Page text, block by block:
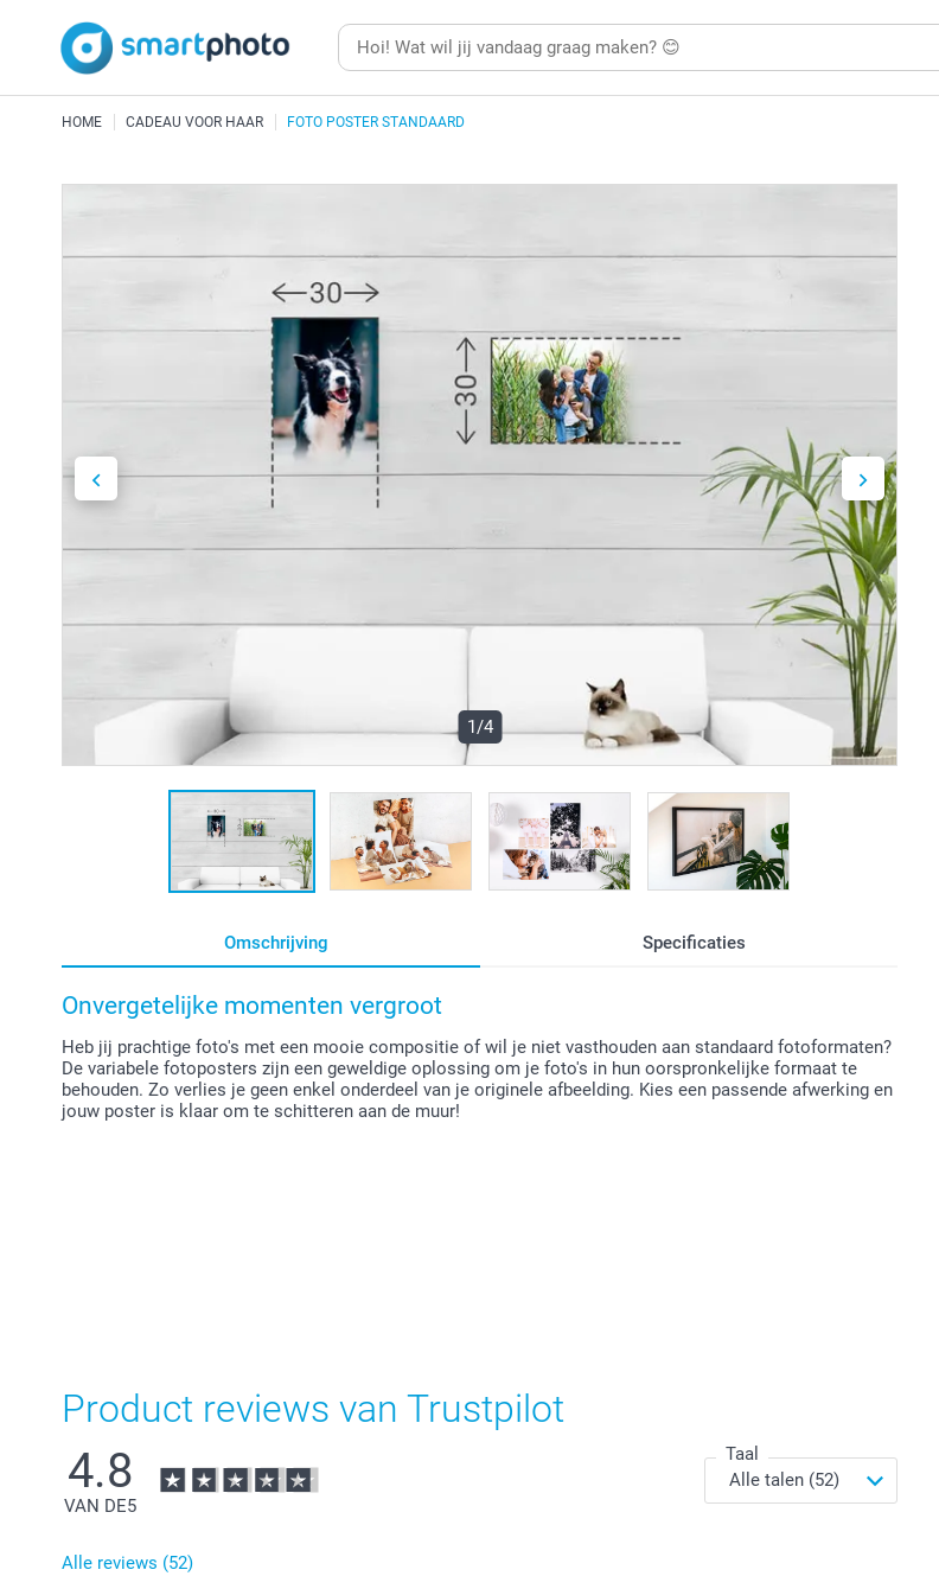
HOME CADEAU VOOR HAAR FOTO POSTER STANDAARD
1/4
Omschrijving Specificaties
Onvergetelijke momenten vergroot
Heb jij prachtige foto's met een mooie compositie of wil je niet vasthouden aan standaard fotoformaten?
De variabele fotoposters zijn een geweldige oplossing om je foto's in hun oorspronkelijke formaat te
behouden. Zo verlies je geen enkel onderdeel van je originele afbeelding. Kies een passende afwerking en
jouw poster is klaar om te schitteren aan de muur!
Product reviews van Trustpilot
4.8
VAN DE5
Taal
Alle reviews (52)